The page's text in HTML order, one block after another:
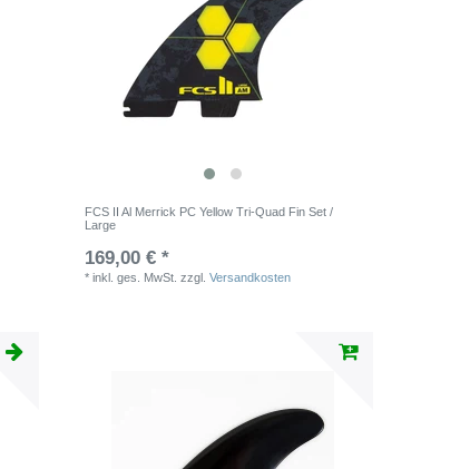
FCS II Al Merrick PC Yellow Tri-Quad Fin Set /
Large
169,00 € *
*inkl. ges. MwSt. zzgl.Versandkosten